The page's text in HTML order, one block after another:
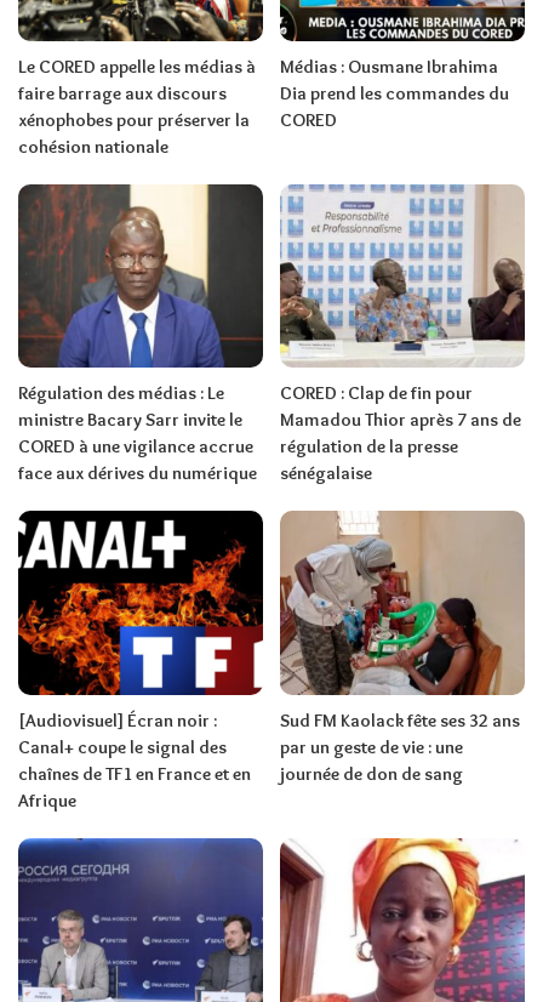
Le CORED appelle les médias à
faire barrage aux discours
xénophobes pour préserver la
cohésion nationale
Médias : Ousmane Ibrahima
Dia prend les commandes du
CORED
Régulation des médias : Le
ministre Bacary Sarr invite le
CORED à une vigilance accrue
face aux dérives du numérique
CORED : Clap de fin pour
Mamadou Thior après 7 ans de
régulation de la presse
sénégalaise
[Audiovisuel] Écran noir :
Canal+ coupe le signal des
chaînes de TF1 en France et en
Afrique
Sud FM Kaolack fête ses 32 ans
par un geste de vie : une
journée de don de sang